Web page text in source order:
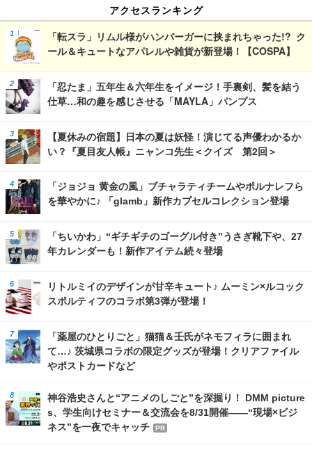
アクセスランキング
「転スラ」リムル様がハンバーガーに挟まれちゃった!? ク
ール＆キュートなアパレルや雑貨が新登場！【COSPA】
「忍たま」五年生＆六年生をイメージ！手裏剣、髪を結う
仕草…和の趣を感じさせる「MAYLA」パンプス
【夏休みの宿題】日本の夏は妖怪！演じてる声優わかるか
い？『夏目友人帳』ニャンコ先生＜クイズ 第2回＞
「ジョジョ 黄金の風」ブチャラティチームやポルナレフら
を華やかに♪ 「glamb」新作カプセルコレクション登場
「ちいかわ」“ギチギチのゴーグル付き”うさぎ靴下や、27
年カレンダーも！新作アイテム続々登場
リトルミイのデザインが甘辛キュート♪ ムーミン×ルコック
スポルティフのコラボ第3弾が登場！
「薬屋のひとりごと」猫猫＆壬氏がネモフィラに囲まれ
て…♪ 茨城県コラボの限定グッズが登場！クリアファイル
やポストカードなど
神谷浩史さんと“アニメのしごと”を深掘り！ DMM picture
s、学生向けセミナー＆交流会を8/31開催――“現場×ビジ
ネス”を一夜でキャッチ
PR